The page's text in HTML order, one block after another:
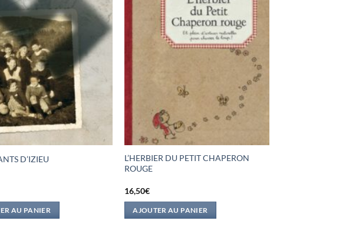
D’IZIEU
AU PANIER
L’HERBIER DU PETIT CHAPERON
ROUGE
16,50€
AJOUTER AU PANIER